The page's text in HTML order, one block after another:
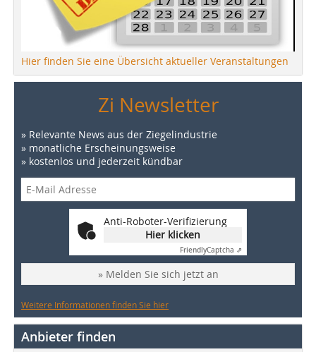
Hier finden Sie eine Übersicht aktueller Veranstaltungen
Zi Newsletter
» Relevante News aus der Ziegelindustrie
» monatliche Erscheinungsweise
» kostenlos und jederzeit kündbar
Anti-Roboter-Verifizierung
Hier klicken
FriendlyCaptcha ⇗
» Melden Sie sich jetzt an
Weitere Informationen finden Sie hier
Anbieter finden